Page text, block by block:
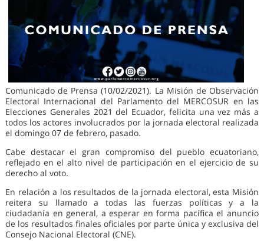
Comunicado de Prensa (10/02/2021). La Misión de Observación
Electoral Internacional del Parlamento del MERCOSUR en las
Elecciones Generales 2021 del Ecuador, felicita una vez más a
todos los actores involucrados por la jornada electoral realizada
el domingo 07 de febrero, pasado.
Cabe destacar el gran compromiso del pueblo ecuatoriano,
reflejado en el alto nivel de participación en el ejercicio de su
derecho al voto.
En relación a los resultados de la jornada electoral, esta Misión
reitera su llamado a todas las fuerzas políticas y a la
ciudadanía en general, a esperar en forma pacífica el anuncio
de los resultados finales oficiales por parte única y exclusiva del
Consejo Nacional Electoral (CNE).